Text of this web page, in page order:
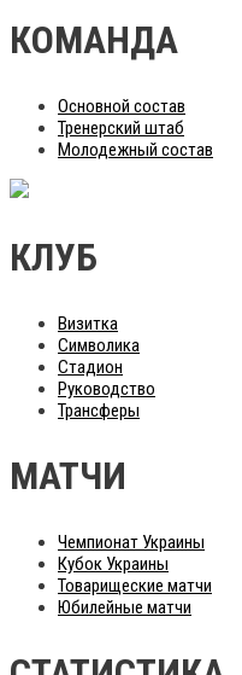
КОМАНДА
Основной состав
Тренерский штаб
Молодежный состав
КЛУБ
Визитка
Символика
Стадион
Руководство
Трансферы
МАТЧИ
Чемпионат Украины
Кубок Украины
Товарищеские матчи
Юбилейные матчи